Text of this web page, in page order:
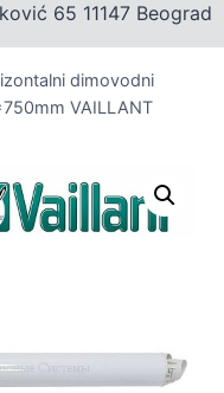
65 11147 Beograd
dimovodni
VAILLANT